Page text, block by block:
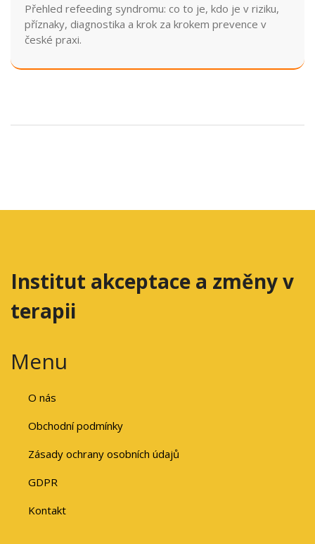
Přehled refeeding syndromu: co to je, kdo je v riziku,
příznaky, diagnostika a krok za krokem prevence v
české praxi.
Institut akceptace a změny v
terapii
Menu
O nás
Obchodní podmínky
Zásady ochrany osobních údajů
GDPR
Kontakt